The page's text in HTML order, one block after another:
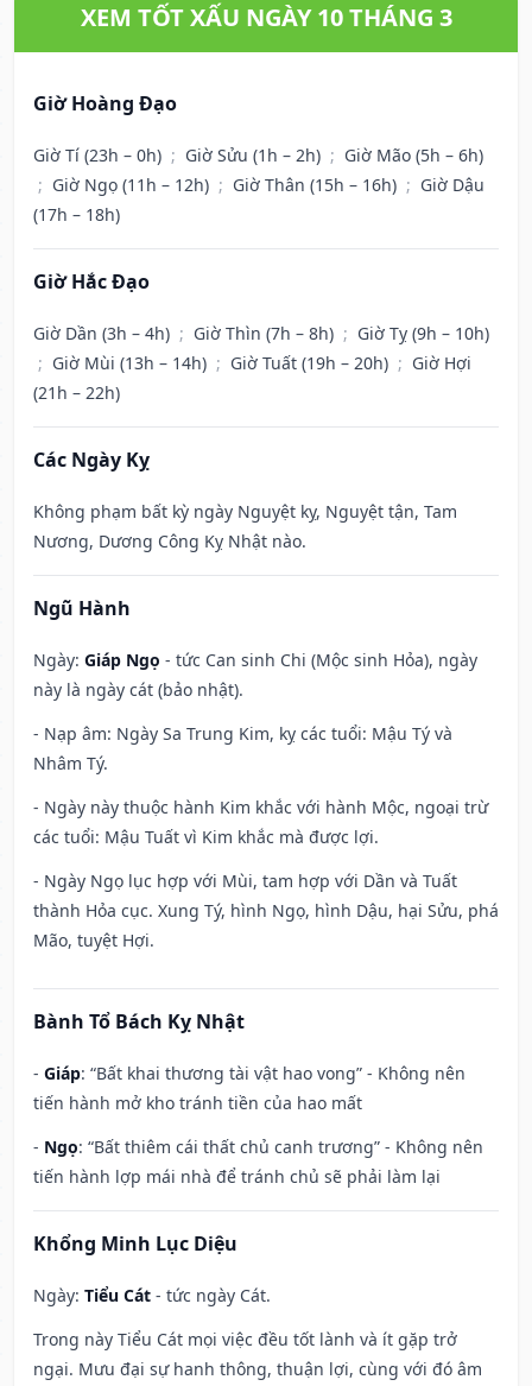
XEM TỐT XẤU NGÀY 10 THÁNG 3
Giờ Hoàng Đạo
Giờ Tí (23h – 0h) ; Giờ Sửu (1h – 2h) ; Giờ Mão (5h – 6h)
; Giờ Ngọ (11h – 12h) ; Giờ Thân (15h – 16h) ; Giờ Dậu
(17h – 18h)
Giờ Hắc Đạo
Giờ Dần (3h – 4h) ; Giờ Thìn (7h – 8h) ; Giờ Tỵ (9h – 10h)
; Giờ Mùi (13h – 14h) ; Giờ Tuất (19h – 20h) ; Giờ Hợi
(21h – 22h)
Các Ngày Kỵ
Không phạm bất kỳ ngày Nguyệt kỵ, Nguyệt tận, Tam
Nương, Dương Công Kỵ Nhật nào.
Ngũ Hành
Ngày: Giáp Ngọ - tức Can sinh Chi (Mộc sinh Hỏa), ngày
này là ngày cát (bảo nhật).
- Nạp âm: Ngày Sa Trung Kim, kỵ các tuổi: Mậu Tý và
Nhâm Tý.
- Ngày này thuộc hành Kim khắc với hành Mộc, ngoại trừ
các tuổi: Mậu Tuất vì Kim khắc mà được lợi.
- Ngày Ngọ lục hợp với Mùi, tam hợp với Dần và Tuất
thành Hỏa cục. Xung Tý, hình Ngọ, hình Dậu, hại Sửu, phá
Mão, tuyệt Hợi.
Bành Tổ Bách Kỵ Nhật
- Giáp: “Bất khai thương tài vật hao vong” - Không nên
tiến hành mở kho tránh tiền của hao mất
- Ngọ: “Bất thiêm cái thất chủ canh trương” - Không nên
tiến hành lợp mái nhà để tránh chủ sẽ phải làm lại
Khổng Minh Lục Diệu
Ngày: Tiểu Cát - tức ngày Cát.
Trong này Tiểu Cát mọi việc đều tốt lành và ít gặp trở
ngại. Mưu đại sự hanh thông, thuận lợi, cùng với đó âm